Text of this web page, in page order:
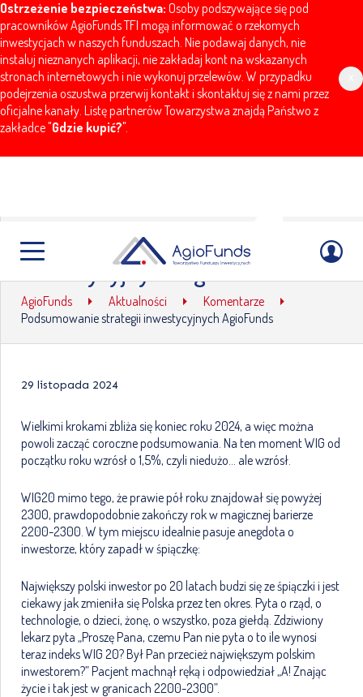
Ostrzeżenie bezpieczeństwa: Osoby podszywające się pod
pracowników AgioFunds TFI mogą informować o rzekomych
inwestycjach w naszych funduszach. Nie podawaj danych, nie
instaluj nieznanych aplikacji, nie zakładaj kont na wskazanych
stronach internetowych i nie wykonuj przelewów. W przypadku
podejrzenia oszustwa przerwij kontakt i skontaktuj się z nami przez
oficjalne kanały. Listę partnerów Towarzystwa znajdą Państwo z
zakładce "Gdzie kupić?".
Podsumowanie strategii
inwestycyjnych AgioFunds
AgioFunds Aktualności
Komentarze
Podsumowanie strategii inwestycyjnych AgioFunds
29 listopada 2024
Wielkimi krokami zbliża się koniec roku 2024, a więc można
powoli zacząć coroczne podsumowania. Na ten moment WIG od
początku roku wzrósł o 1,5%, czyli niedużo… ale wzrósł.
WIG20 mimo tego, że prawie pół roku znajdował się powyżej
2300, prawdopodobnie zakończy rok w magicznej barierze
2200-2300. W tym miejscu idealnie pasuje anegdota o
inwestorze, który zapadł w śpiączkę:
Największy polski inwestor po 20 latach budzi się ze śpiączki i jest
ciekawy jak zmieniła się Polska przez ten okres. Pyta o rząd, o
technologie, o dzieci, żonę, o wszystko, poza giełdą. Zdziwiony
lekarz pyta „Proszę Pana, czemu Pan nie pyta o to ile wynosi
teraz indeks WIG 20? Był Pan przecież największym polskim
inwestorem?” Pacjent machnął ręką i odpowiedział „A! Znając
życie i tak jest w granicach 2200-2300”.